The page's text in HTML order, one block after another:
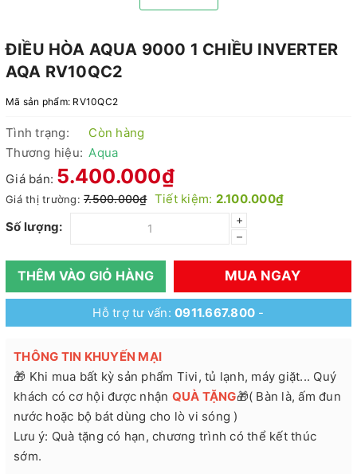
ĐIỀU HÒA AQUA 9000 1 CHIỀU INVERTER
AQA RV10QC2
Mã sản phẩm: RV10QC2
Tình trạng:
Còn hàng
Thương hiệu: Aqua
Giá bán: 5.400.000₫
Giá thị trường: 7.500.000₫ Tiết kiệm: 2.100.000₫
Số lượng:
+
–
THÊM VÀO GIỎ HÀNG MUA NGAY
Hỗ trợ tư vấn:0911.667.800 -
THÔNG TIN KHUYẾN MẠI
🎁 Khi mua bất kỳ sản phẩm Tivi, tủ lạnh, máy giặt... Quý
khách có cơ hội được nhận QUÀ TẶNG🎁( Bàn là, ấm đun
nước hoặc bộ bát dùng cho lò vi sóng )
Lưu ý: Quà tặng có hạn, chương trình có thể kết thúc
sớm.